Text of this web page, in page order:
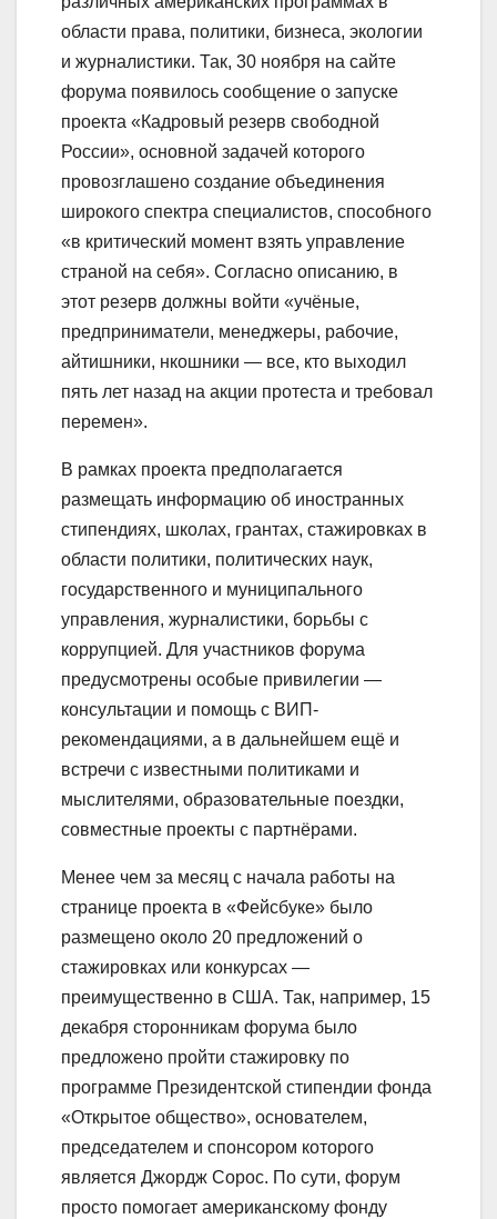
области права, политики, бизнеса, экологии
и журналистики. Так, 30 ноября на сайте
форума появилось сообщение о запуске
проекта «Кадровый резерв свободной
России», основной задачей которого
провозглашено создание объединения
широкого спектра специалистов, способного
«в критический момент взять управление
страной на себя». Согласно описанию, в
этот резерв должны войти «учёные,
предприниматели, менеджеры, рабочие,
айтишники, нкошники — все, кто выходил
пять лет назад на акции протеста и требовал
перемен».
В рамках проекта предполагается
размещать информацию об иностранных
стипендиях, школах, грантах, стажировках в
области политики, политических наук,
государственного и муниципального
управления, журналистики, борьбы с
коррупцией. Для участников форума
предусмотрены особые привилегии —
консультации и помощь с ВИП-
рекомендациями, а в дальнейшем ещё и
встречи с известными политиками и
мыслителями, образовательные поездки,
совместные проекты с партнёрами.
Менее чем за месяц с начала работы на
странице проекта в «Фейсбуке» было
размещено около 20 предложений о
стажировках или конкурсах —
преимущественно в США. Так, например, 15
декабря сторонникам форума было
предложено пройти стажировку по
программе Президентской стипендии фонда
«Открытое общество», основателем,
председателем и спонсором которого
является Джордж Сорос. По сути, форум
просто помогает американскому фонду